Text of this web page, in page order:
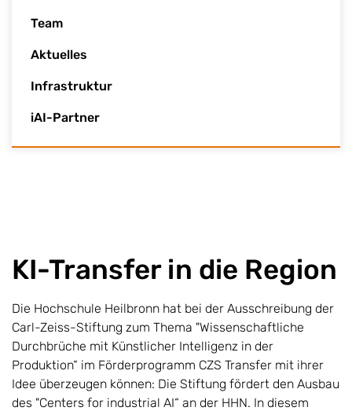
Team
Aktuelles
Infrastruktur
iAI-Partner
KI-Transfer in die Region
Die Hochschule Heilbronn hat bei der Ausschreibung der
Carl-Zeiss-Stiftung zum Thema "Wissenschaftliche
Durchbrüche mit Künstlicher Intelligenz in der
Produktion“ im Förderprogramm CZS Transfer mit ihrer
Idee überzeugen können: Die Stiftung fördert den Ausbau
des "Centers for industrial AI“ an der HHN. In diesem